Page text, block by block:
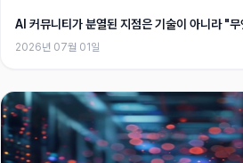
AI 커뮤니티가 분열된 지점은 기술이 아니라 "
2026년 07월 01일